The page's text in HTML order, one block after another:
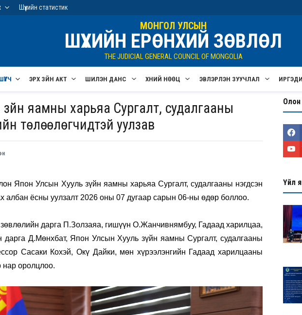
Шүүхийн статистик
МОНГОЛ УЛСЫН
ШҮҮХИЙН ЕРӨНХИЙ ЗӨВЛӨЛ
THE JUDICIAL GENERAL COUNCIL OF MONGOLIA
ЭРХ ЗҮЙН АКТ ШИЛЭН ДАНС ХҮНИЙ НӨӨЦ ЭВЛЭРҮҮЛЭН ЗУУЧЛАЛ
яамны харьяа Сургалт, судалгааны
төлөөлөгчидтэй уулзав
Япон Улсын Хууль зүйн яамны харьяа Сургалт, судалгааны нэгдсэн
албан ёсны уулзалт 2026 оны 07 дугаар сарын 06-ны өдөр боллоо.
дарга П.Золзаяа, гишүүн О.Жанчивнямбуу, Гадаад харилцаа,
Д.Мөнхбат, Япон Улсын Хууль зүйн яамны Сургалт, судалгааны
Сасаки Кохэй, Окү Дайки, мөн хүрээлэнгийн Гадаад харилцааны
нар оролцлоо.
Олон
Үйл